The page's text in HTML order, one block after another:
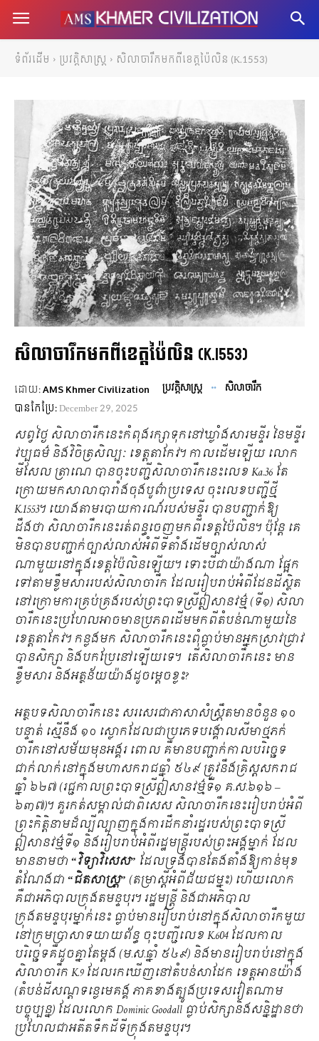
ទំព័រដើម ប្រវត្តិសាស្ត្រ សិលាចារឹកមកពីខេត្តប៉ៃលិន (K.1553)
សិលាចារឹកមកពីខេត្តប៉ៃលិន (K.1553)
ដោយ:AMS Khmer Civilization ប្រវត្តិសាស្ត្រ សិលាចារឹក
បានកែប្រែ:December 29, 2025
សព្វថ្ងៃ សិលាចារឹកនេះកំពុងរក្សាទុកនៅឃ្លាំងសារមន្ទីរ នៃមន្ទីរ
វប្បធម៌ និងវិចិត្រសិល្បៈ ខេត្តតាកែវ។ កាលដើមឡើយ លោក
មីសែល ត្រាណេ បានចុះបញ្ជីសិលាចារឹកនេះលេខ Ka.36 តែ
ក្រោយមកសាលាបារាំងចុងបូព៌ាប្រទេស ចុះលេខបញ្ជីថ្មី
K.1553។ យោងតាមរបាយការណ៍របស់មន្ទីរ បានបញ្ជាក់ឱ្យ
ដឹងថា សិលាចារឹកនេះរត់ពន្ធចេញមកពីខេត្តប៉ៃលិន។ ប៉ុន្តែ គេ
មិនបានបញ្ជាក់ច្បាស់លាស់អំពីទីតាំងដើមច្បាស់លាស់
ណាមួយនៅក្នុងខេត្តប៉ៃលិនឡើយ។ ទោះបីជាយ៉ាងណា ផ្អែក
ទៅតាមខ្លឹមសាររបស់សិលាចារឹក ដែលរៀបរាប់អំពីដែនដីស្ថិត
នៅក្រោមការគ្រប់គ្រងរបស់ព្រះបាទស្រីឦសានវម៌្ម (ទី១) សិលា
ចារឹកនេះប្រហែលអាចមានប្រភពដើមមកពីតំបន់ណាមួយនៃ
ខេត្តតាកែវ។ កន្លងមក សិលាចារឹកនេះពុំធ្លាប់មានអ្នកស្រាវជ្រាវ
បានសិក្សា និងបកប្រែនៅឡើយទេ។ តើសិលាចារឹកនេះ មាន
ខ្លឹមសារ និងអត្ថន័យយ៉ាងដូចម្តេចខ្លះ?
អត្ថបទសិលាចារឹកនេះ សរសេរជាភាសាសំស្រ្កឹតមានចំនួន ១០
បន្ទាត់ ស្មើនឹង ១០ ស្លោកដែលជាប្រភេទបង្គោលសីមាថ្មភក់
ចារឹកនៅសម័យមុនអង្គរ ពោល គឺមានបញ្ជាក់កាលបរិច្ឆេទ
ជាក់លាក់នៅក្នុងមហាសករាជឆ្នាំ ៥៤៩ ត្រូវនឹងគ្រិស្តសករាជ
ឆ្នាំ ៦២៧ (រជ្ជកាលព្រះបាទស្រីឦសានវម៌្មទី១ គ.ស.៦១៦ –
៦៣៧)។ គួរកត់សម្គាល់ជាពិសេស សិលាចារឹកនេះរៀបរាប់អំពី
ព្រះកិត្តិនាមដ៏ល្បីល្បាញក្នុងការដឹកនាំរដ្ឋរបស់ព្រះបាទស្រី
ឦសានវម៌្មទី១ និងរៀបរាប់អំពីរដ្ឋមន្រ្តីរបស់ព្រះអង្គម្នាក់ ដែល
មាននាមថា“វិទ្យាវិសេស” ដែលទ្រង់បានតែងតាំងឱ្យកាន់មុខ
តំណែងជា“ជិតសាស្រ្ត”(តម្រាស្តីអំពីជ័យជម្នះ) ហើយលោក
គឺជាអភិបាលក្រុងតមន្ទបុរ។ រដ្ឋមន្រ្តី​ និងជាអភិបាល
ក្រុងតមន្ទបុរម្នាក់នេះ ធ្លាប់មានរៀបរាប់នៅក្នុងសិលាចារឹកមួយ
នៅក្រុមប្រាសាទយាយព័ន្ធ ចុះបញ្ជីលេខ K.604 ដែលកាល
បរិច្ឆេទគឺដូចគ្នាតែម្តង (ម.ស.ឆ្នាំ ៥៤៩) និងមានរៀបរាប់នៅក្នុង
សិលាចារឹក K.9 ដែលរកឃើញនៅតំបន់សាដែក ខេត្តអានយ៉ាង
(តំបន់ដីសណ្តទន្លេមេគង្គ ភាគខាងត្បូងប្រទេសវៀតណាម
បច្ចុប្បន្ន) ដែលលោក Dominic Goodall ធ្លាប់សិក្សានិងសន្និដ្ឋានថា
ប្រហែលជាអតីតទឹកដីទីក្រុងតមន្ទបុរ។